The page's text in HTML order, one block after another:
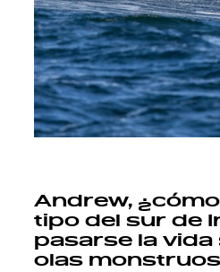
Andrew,
tipo del sur de
pasarse la
olas